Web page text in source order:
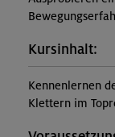
Kursinhalt:
Kennenlernen
Klettern im